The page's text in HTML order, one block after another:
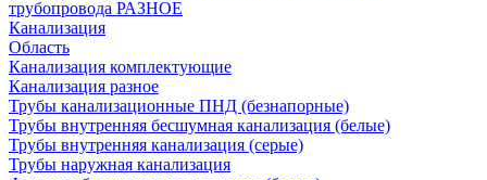
трубопровода РАЗНОЕ
Канализация
Область
Канализация комплектующие
Канализация разное
Трубы канализационные ПНД (безнапорные)
Трубы внутренняя бесшумная канализация (белые)
Трубы внутренняя канализация (серые)
Трубы наружная канализация